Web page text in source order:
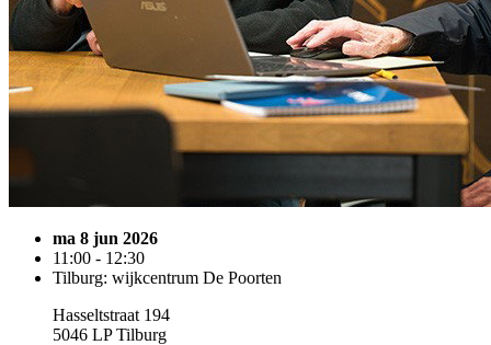
ma 8 jun 2026
11:00 - 12:30
Tilburg: wijkcentrum De Poorten
Hasseltstraat 194
5046 LP Tilburg